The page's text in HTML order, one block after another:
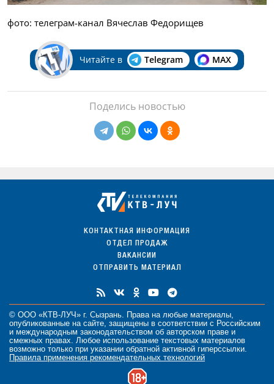
фото: телеграм-канал Вячеслав Федорищев
Читайте в Telegram MAX
Поделись новостью
КОНТАКТНАЯ ИНФОРМАЦИЯ
ОТДЕЛ ПРОДАЖ
ВАКАНСИИ
ОТПРАВИТЬ МАТЕРИАЛ
© ООО «КТВ-ЛУЧ» г. Сызрань. Права на любые материалы
опубликованные на сайте, защищены в соответствии с Российским
и международным законодательством об авторском праве и
смежных правах. Любое использование текстовых материалов
возможно только при указании обратной активной гиперссылки.
Правила применения рекомендательных технологий